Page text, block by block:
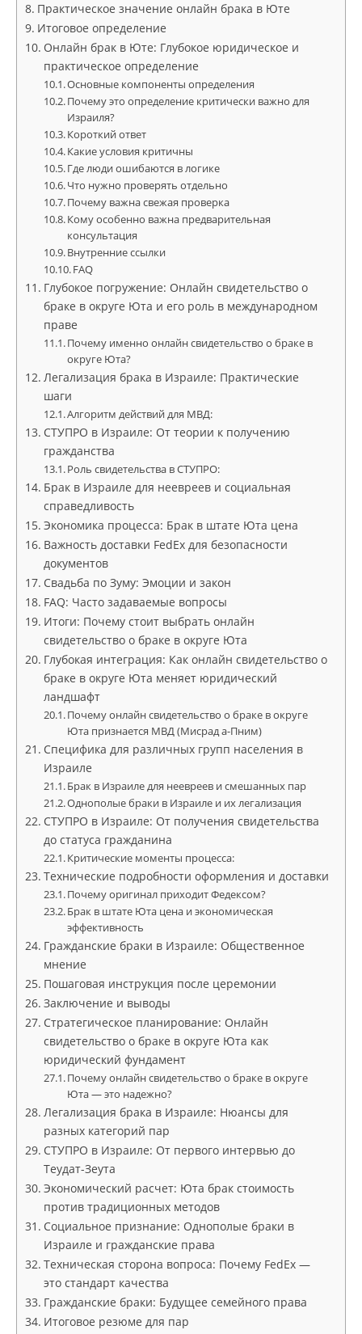
Практическое значение онлайн брака в Юте
Итоговое определение
Онлайн брак в Юте: Глубокое юридическое и
практическое определение
Основные компоненты определения
Почему это определение критически важно для
Израиля?
Короткий ответ
Какие условия критичны
Где люди ошибаются в логике
Что нужно проверять отдельно
Почему важна свежая проверка
Кому особенно важна предварительная
консультация
Внутренние ссылки
FAQ
Глубокое погружение: Онлайн свидетельство о
браке в округе Юта и его роль в международном
праве
Почему именно онлайн свидетельство о браке в
округе Юта?
Легализация брака в Израиле: Практические
шаги
Алгоритм действий для МВД:
СТУПРО в Израиле: От теории к получению
гражданства
Роль свидетельства в СТУПРО:
Брак в Израиле для неевреев и социальная
справедливость
Экономика процесса: Брак в штате Юта цена
Важность доставки FedEx для безопасности
документов
Свадьба по Зуму: Эмоции и закон
FAQ: Часто задаваемые вопросы
Итоги: Почему стоит выбрать онлайн
свидетельство о браке в округе Юта
Глубокая интеграция: Как онлайн свидетельство о
браке в округе Юта меняет юридический
ландшафт
Почему онлайн свидетельство о браке в округе
Юта признается МВД (Мисрад а-Пним)
Специфика для различных групп населения в
Израиле
Брак в Израиле для неевреев и смешанных пар
Однополые браки в Израиле и их легализация
СТУПРО в Израиле: От получения свидетельства
до статуса гражданина
Критические моменты процесса:
Технические подробности оформления и доставки
Почему оригинал приходит Федексом?
Брак в штате Юта цена и экономическая
эффективность
Гражданские браки в Израиле: Общественное
мнение
Пошаговая инструкция после церемонии
Заключение и выводы
Стратегическое планирование: Онлайн
свидетельство о браке в округе Юта как
юридический фундамент
Почему онлайн свидетельство о браке в округе
Юта — это надежно?
Легализация брака в Израиле: Нюансы для
разных категорий пар
СТУПРО в Израиле: От первого интервью до
Теудат-Зеута
Экономический расчет: Юта брак стоимость
против традиционных методов
Социальное признание: Однополые браки в
Израиле и гражданские права
Техническая сторона вопроса: Почему FedEx —
это стандарт качества
Гражданские браки: Будущее семейного права
Итоговое резюме для пар